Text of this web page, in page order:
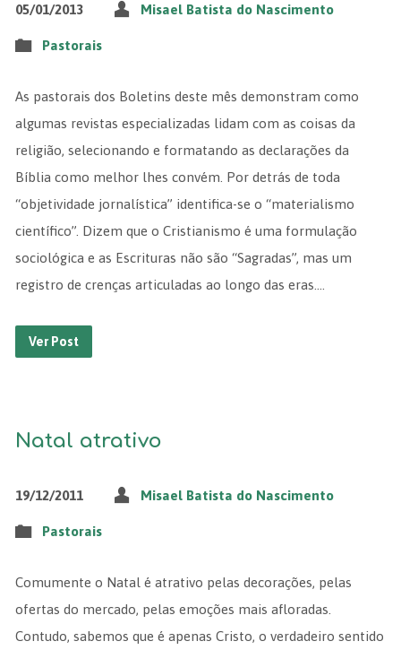
05/01/2013 Misael Batista do Nascimento
Pastorais
As pastorais dos Boletins deste mês demonstram como
algumas revistas especializadas lidam com as coisas da
religião, selecionando e formatando as declarações da
Bíblia como melhor lhes convém. Por detrás de toda
“objetividade jornalística” identifica-se o “materialismo
científico”. Dizem que o Cristianismo é uma formulação
sociológica e as Escrituras não são “Sagradas”, mas um
registro de crenças articuladas ao longo das eras.…
Ver Post
Natal atrativo
19/12/2011 Misael Batista do Nascimento
Pastorais
Comumente o Natal é atrativo pelas decorações, pelas
ofertas do mercado, pelas emoções mais afloradas.
Contudo, sabemos que é apenas Cristo, o verdadeiro sentido